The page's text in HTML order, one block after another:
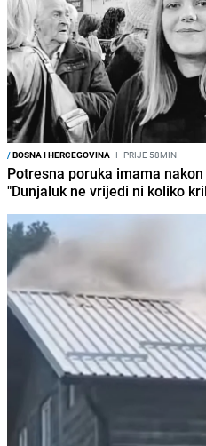
/BOSNA I HERCEGOVINA I PRIJE 58MIN
Potresna poruka imama
"Dunjaluk ne vrijedi ni koliko